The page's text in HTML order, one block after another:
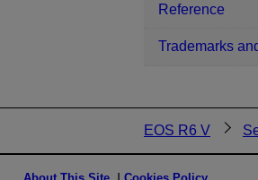
Reference
Trademarks
EOS R6 V
About This Site Cookies Policy